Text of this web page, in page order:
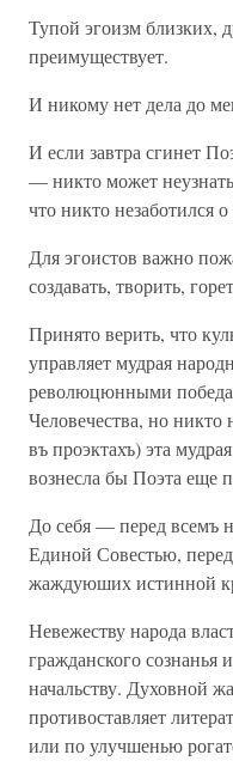
Тупой эгоизм близких,
преимуществует.
И никому нет дела до
И если завтра сгинет
— никто может
что никто незаботился
Для эгоистов важно
создавать, творить,
Принято верить, что
управляет мудрая
революцюнными
Человечества, но никто
въ проэктахъ) эта
вознесла бы Поэта еще
До себя — перед всемъ
Единой Совестью,
жаждуюших истинной
Невежеству народа
гражданского сознанья
начальству. Духовной
противоставляет
или по улучшенью